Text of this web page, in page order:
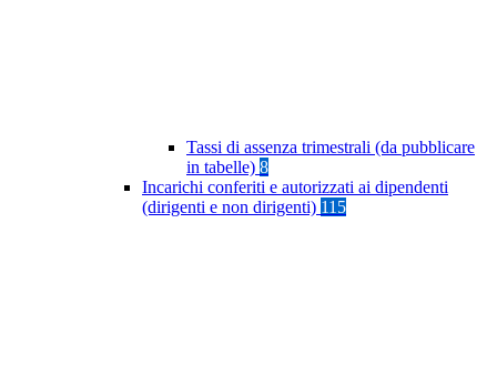
Tassi di assenza trimestrali (da pubblicare
in tabelle) 8
Incarichi conferiti e autorizzati ai dipendenti
(dirigenti e non dirigenti) 115